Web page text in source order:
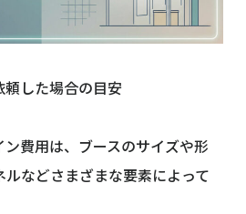
した場合の目安
費用は、ブースのサイズや形
などさまざまな要素によって